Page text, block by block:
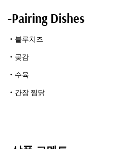
-Pairing Dishes
・블루치즈
・곶감
・수육
・간장 찜닭